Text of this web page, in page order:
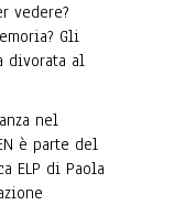
vedere?
Gli
divorata al
nel
è parte del
ELP di Paola